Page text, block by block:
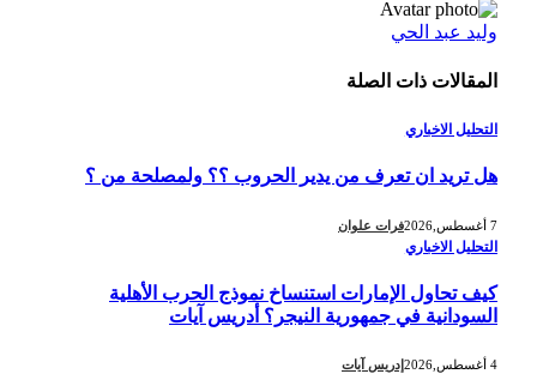
وليد عبد الحي
المقالاتذات الصلة
التحليل الاخباري
هل تريد ان تعرف من يدير الحروب ؟؟ ولمصلحة من ؟
فرات علوان
التحليل الاخباري
كيف تحاول الإمارات استنساخ نموذج الحرب الأهلية
السودانية في جمهورية النيجر؟ أدريس آيات
إدريس آيات